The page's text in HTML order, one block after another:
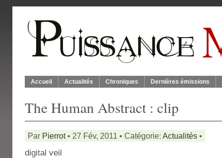
Accueil Actualités Chroniques Dernières émissions
The Human Abstract : clip
Par Pierrot• 27 Fév, 2011 • Catégorie: Actualités •
digital veil